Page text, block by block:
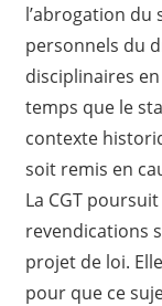
l’abrogation du
personnels du
disciplinaires
temps que le
contexte
soit remis en
La CGT
revendications
projet de loi.
pour que ce